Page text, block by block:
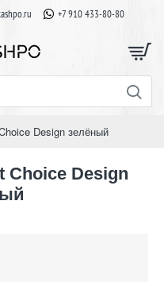
+7 910 433-80-80
Design зелёный
Choice Design